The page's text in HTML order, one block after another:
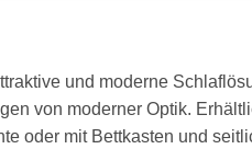
und moderne
von moderner Optik.
oder mit Bettkasten und